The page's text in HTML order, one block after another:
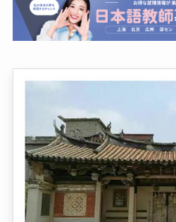
写真がきれいでない or 表示されない場
👎 NG！